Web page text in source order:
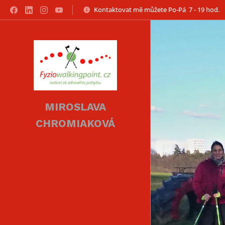
Kontaktovat mě můžete Po-Pá 7 - 19 hod.
MIROSLAVA
CHROMIAKOVÁ